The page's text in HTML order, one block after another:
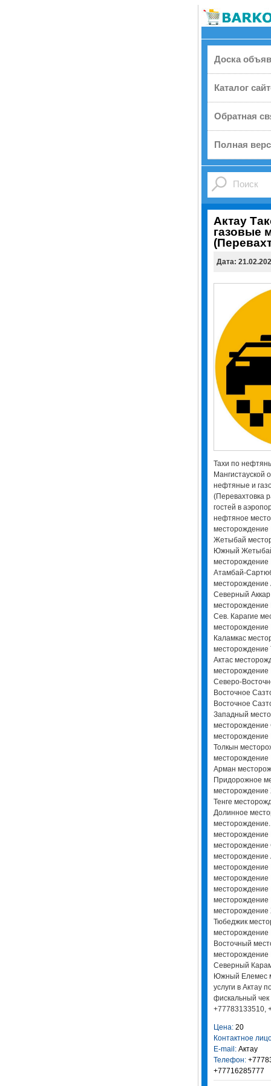
Доска
Каталог
Обратная
Полная
Актау
газовые
Дата:
Тахи по
Мангистауской
нефтяные и
(Перевахтовка
гостей в
нефтяное
Жетыбай
Южный
Атамбай-
месторождение
Северный
Сев. Карагие
Каламкас
месторождение
Актас
месторождение
Северо-
Восточное
Восточное
Западный
месторождение
месторождение
Толкын
месторождение
Арман
Придорожное
месторождение
Тенге
Долинное
месторождение
месторождение
месторождение
месторождение
месторождение
Тюбеджик
месторождение
Восточный
месторождение
Северный
Южный Елемес
услуги в Актау
фискальный чек
+77783133510,
Цена:20
Контактное
E-mail:Актау
Телефон:
+77716285777